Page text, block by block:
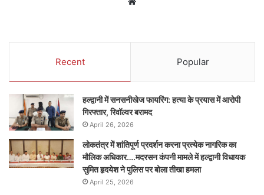
Recent Popular
हल्द्वानी में सनसनीखेज फायरिंग: हत्या के प्रयास में आरोपी
गिरफ्तार, रिवॉल्वर बरामद
April 26, 2026
लोकतंत्र में शांतिपूर्ण प्रदर्शन करना प्रत्येक नागरिक का
मौलिक अधिकार….मदरसन कंपनी मामले में हल्द्वानी विधायक
सुमित हृदयेश ने पुलिस पर बोला तीखा हमला
April 25, 2026